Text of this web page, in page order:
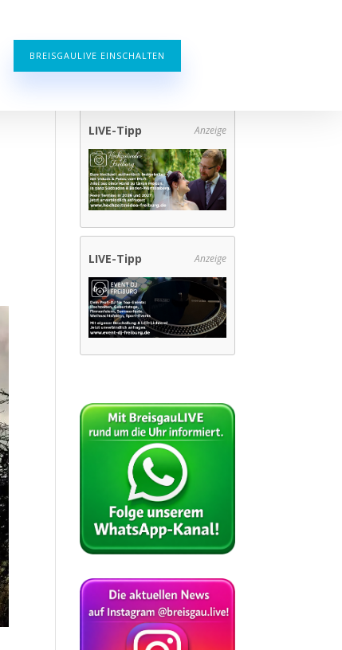
BREISGAULIVE EINSCHALTEN
LIVE-Tipp Anzeige
LIVE-Tipp Anzeige